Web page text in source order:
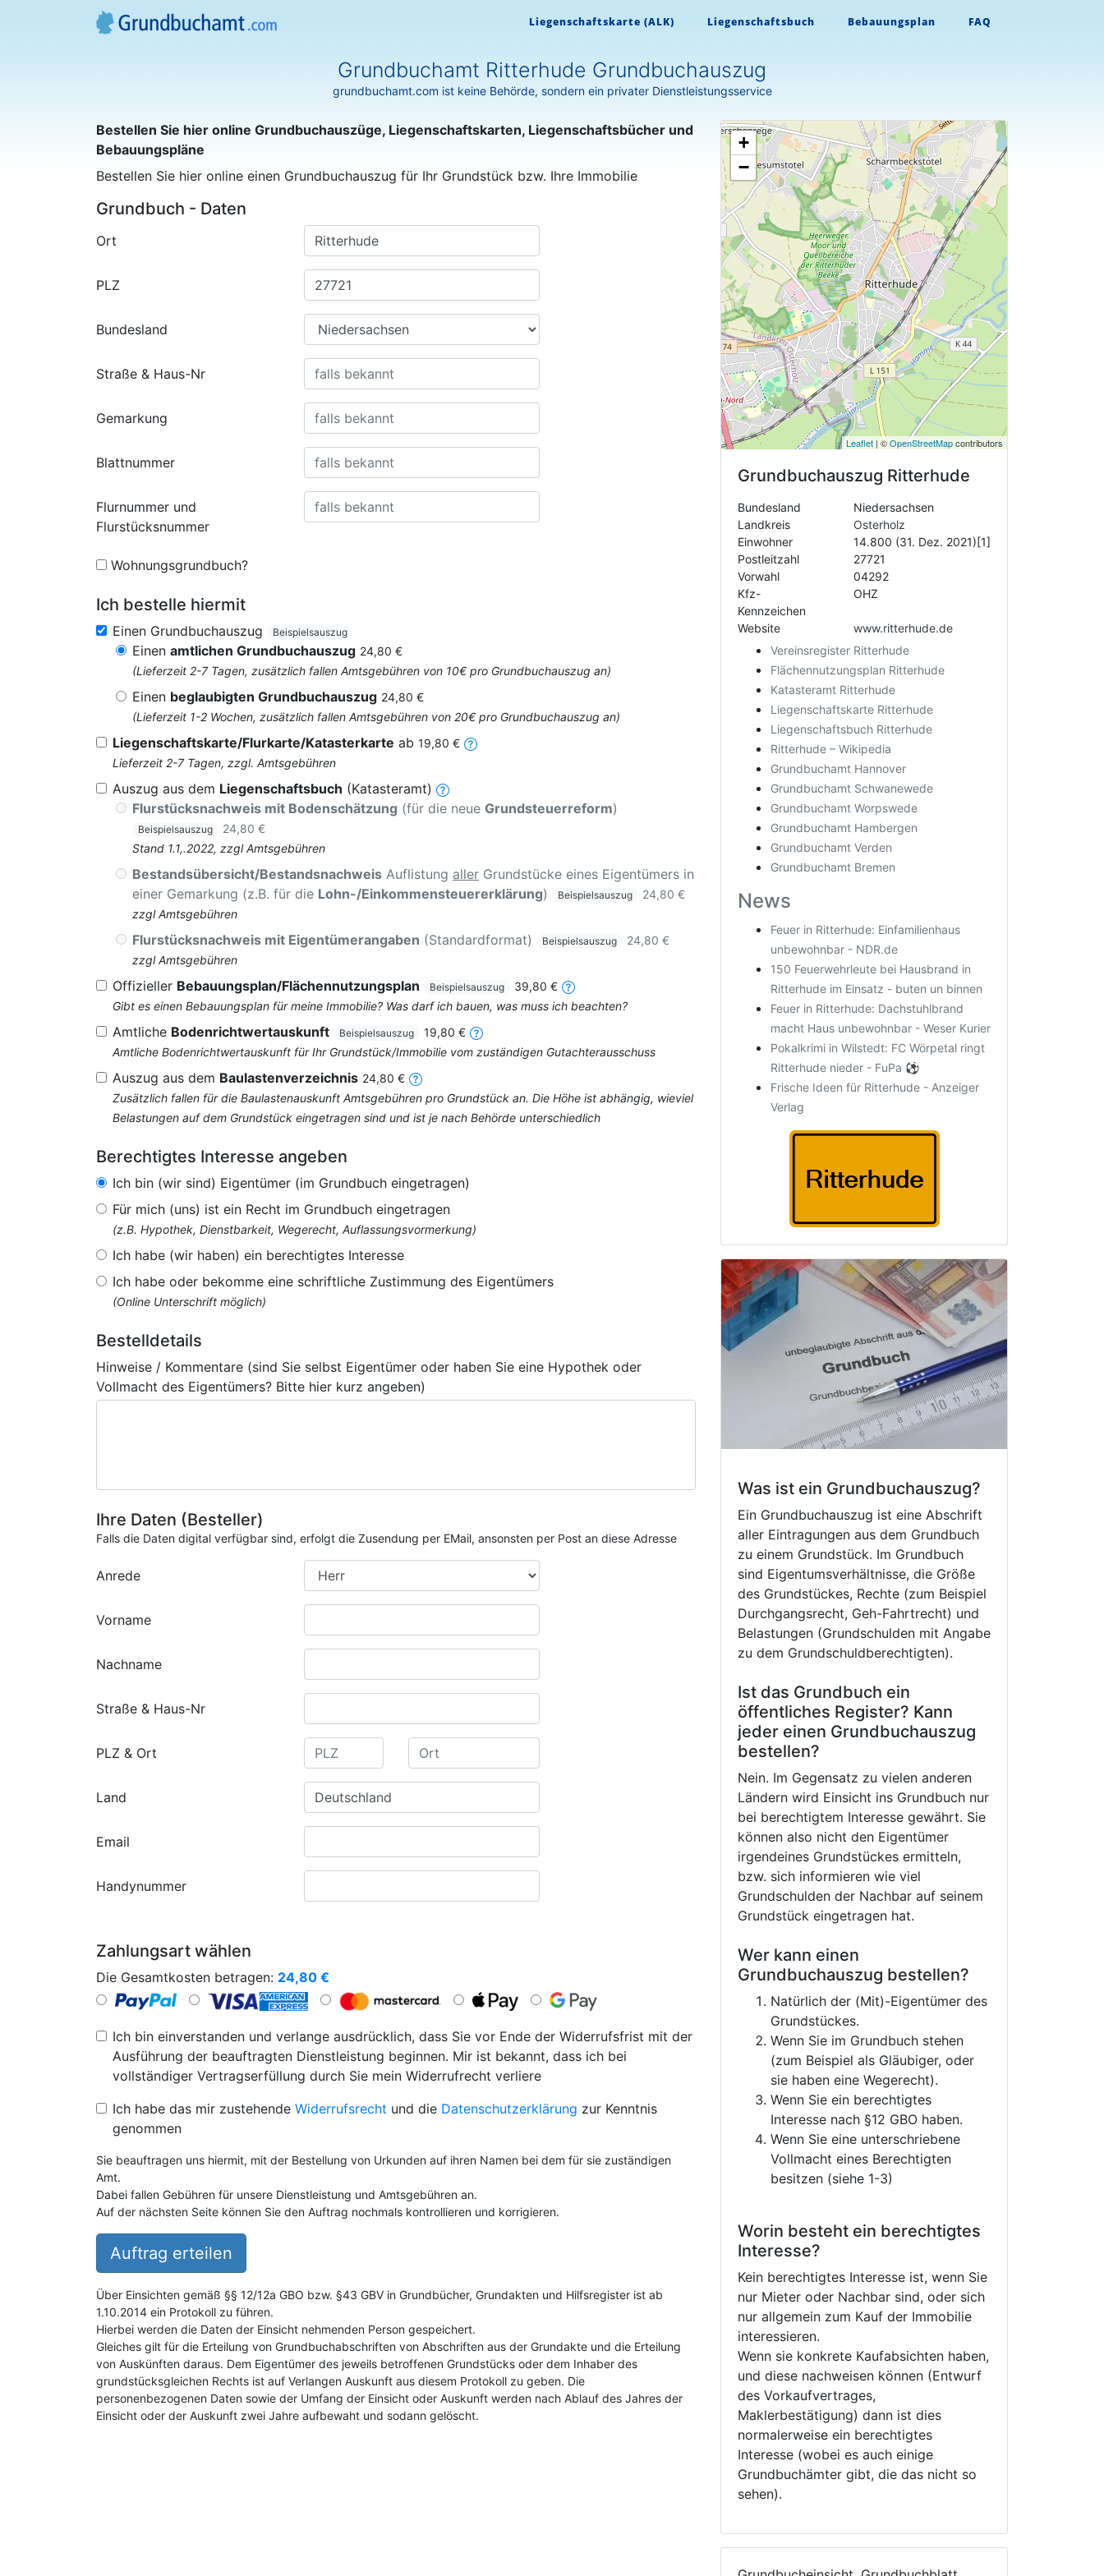
Liegenschaftskarte (ALK) Liegenschaftsbuch Bebauungsplan FAQ
Grundbuchamt Ritterhude Grundbuchauszug
grundbuchamt.com ist keine Behörde, sondern ein privater Dienstleistungsservice
Bestellen Sie hier online Grundbuchauszüge, Liegenschaftskarten, Liegenschaftsbücher und
Bebauungspläne
Bestellen Sie hier online einen Grundbuchauszug für Ihr Grundstück bzw. Ihre Immobilie
Grundbuch - Daten
Ort
PLZ
Bundesland
Straße & Haus-Nr
Gemarkung
Blattnummer
Flurnummer und
Flurstücksnummer
Wohnungsgrundbuch?
Ich bestelle hiermit
Einen Grundbuchauszug Beispielsauszug
Einen amtlichen Grundbuchauszug 24,80 €
(Lieferzeit 2-7 Tagen, zusätzlich fallen Amtsgebühren von 10€ pro Grundbuchauszug an)
Einen beglaubigten Grundbuchauszug 24,80 €
(Lieferzeit 1-2 Wochen, zusätzlich fallen Amtsgebühren von 20€ pro Grundbuchauszug an)
Liegenschaftskarte/Flurkarte/Katasterkarte ab 19,80 €
Lieferzeit 2-7 Tagen, zzgl. Amtsgebühren
Auszug aus dem Liegenschaftsbuch (Katasteramt)
Flurstücksnachweis mit Bodenschätzung (für die neue Grundsteuerreform)
Beispielsauszug
24,80 €
Stand 1.1,.2022, zzgl Amtsgebühren
Bestandsübersicht/Bestandsnachweis Auflistung aller Grundstücke eines Eigentümers in
einer Gemarkung (z.B. für die Lohn-/Einkommensteuererklärung) Beispielsauszug
24,80 €
zzgl Amtsgebühren
Flurstücksnachweis mit Eigentümerangaben (Standardformat) Beispielsauszug
24,80 €
zzgl Amtsgebühren
Offizieller Bebauungsplan/Flächennutzungsplan Beispielsauszug
39,80 €
Gibt es einen Bebauungsplan für meine Immobilie? Was darf ich bauen, was muss ich beachten?
Amtliche Bodenrichtwertauskunft Beispielsauszug
19,80 €
Amtliche Bodenrichtwertauskunft für Ihr Grundstück/Immobilie vom zuständigen Gutachterausschuss
Auszug aus dem Baulastenverzeichnis 24,80 €
Zusätzlich fallen für die Baulastenauskunft Amtsgebühren pro Grundstück an. Die Höhe ist abhängig, wieviel
Belastungen auf dem Grundstück eingetragen sind und ist je nach Behörde unterschiedlich
Berechtigtes Interesse angeben
Ich bin (wir sind) Eigentümer (im Grundbuch eingetragen)
Für mich (uns) ist ein Recht im Grundbuch eingetragen
(z.B. Hypothek, Dienstbarkeit, Wegerecht, Auflassungsvormerkung)
Ich habe (wir haben) ein berechtigtes Interesse
Ich habe oder bekomme eine schriftliche Zustimmung des Eigentümers
(Online Unterschrift möglich)
Bestelldetails
Hinweise / Kommentare (sind Sie selbst Eigentümer oder haben Sie eine Hypothek oder
Vollmacht des Eigentümers? Bitte hier kurz angeben)
Ihre Daten (Besteller)
Falls die Daten digital verfügbar sind, erfolgt die Zusendung per EMail, ansonsten per Post an diese Adresse
Anrede
Vorname
Nachname
Straße & Haus-Nr
PLZ & Ort
Land
Email
Handynummer
Zahlungsart wählen
Die Gesamtkosten betragen: 24,80 €
Ich bin einverstanden und verlange ausdrücklich, dass Sie vor Ende der Widerrufsfrist mit der
Ausführung der beauftragten Dienstleistung beginnen. Mir ist bekannt, dass ich bei
vollständiger Vertragserfüllung durch Sie mein Widerrufrecht verliere
Ich habe das mir zustehende Widerrufsrecht und die Datenschutzerklärung zur Kenntnis
genommen
Sie beauftragen uns hiermit, mit der Bestellung von Urkunden auf ihren Namen bei dem für sie zuständigen
Amt.
Dabei fallen Gebühren für unsere Dienstleistung und Amtsgebühren an.
Auf der nächsten Seite können Sie den Auftrag nochmals kontrollieren und korrigieren.
Auftrag erteilen
Über Einsichten gemäß §§ 12/12a GBO bzw. §43 GBV in Grundbücher, Grundakten und Hilfsregister ist ab
1.10.2014 ein Protokoll zu führen.
Hierbei werden die Daten der Einsicht nehmenden Person gespeichert.
Gleiches gilt für die Erteilung von Grundbuchabschriften von Abschriften aus der Grundakte und die Erteilung
von Auskünften daraus. Dem Eigentümer des jeweils betroffenen Grundstücks oder dem Inhaber des
grundstücksgleichen Rechts ist auf Verlangen Auskunft aus diesem Protokoll zu geben. Die
personenbezogenen Daten sowie der Umfang der Einsicht oder Auskunft werden nach Ablauf des Jahres der
Einsicht oder der Auskunft zwei Jahre aufbewaht und sodann gelöscht.
+
−
Leaflet | ©OpenStreetMapcontributors
Grundbuchauszug Ritterhude
Bundesland
Niedersachsen
Landkreis
Osterholz
Einwohner
14.800 (31. Dez. 2021)[1]
Postleitzahl
27721
Vorwahl
04292
Kfz-
Kennzeichen
OHZ
Website
www.ritterhude.de
Vereinsregister Ritterhude
Flächennutzungsplan Ritterhude
Katasteramt Ritterhude
Liegenschaftskarte Ritterhude
Liegenschaftsbuch Ritterhude
Ritterhude – Wikipedia
Grundbuchamt Hannover
Grundbuchamt Schwanewede
Grundbuchamt Worpswede
Grundbuchamt Hambergen
Grundbuchamt Verden
Grundbuchamt Bremen
News
Feuer in Ritterhude: Einfamilienhaus
unbewohnbar - NDR.de
150 Feuerwehrleute bei Hausbrand in
Ritterhude im Einsatz - buten un binnen
Feuer in Ritterhude: Dachstuhlbrand
macht Haus unbewohnbar - Weser Kurier
Pokalkrimi in Wilstedt: FC Wörpetal ringt
Ritterhude nieder - FuPa ⚽️
Frische Ideen für Ritterhude - Anzeiger
Verlag
Was ist ein Grundbuchauszug?
Ein Grundbuchauszug ist eine Abschrift
aller Eintragungen aus dem Grundbuch
zu einem Grundstück. Im Grundbuch
sind Eigentumsverhältnisse, die Größe
des Grundstückes, Rechte (zum Beispiel
Durchgangsrecht, Geh-Fahrtrecht) und
Belastungen (Grundschulden mit Angabe
zu dem Grundschuldberechtigten).
Ist das Grundbuch ein
öffentliches Register? Kann
jeder einen Grundbuchauszug
bestellen?
Nein. Im Gegensatz zu vielen anderen
Ländern wird Einsicht ins Grundbuch nur
bei berechtigtem Interesse gewährt. Sie
können also nicht den Eigentümer
irgendeines Grundstückes ermitteln,
bzw. sich informieren wie viel
Grundschulden der Nachbar auf seinem
Grundstück eingetragen hat.
Wer kann einen
Grundbuchauszug bestellen?
Natürlich der (Mit)-Eigentümer des
Grundstückes.
Wenn Sie im Grundbuch stehen
(zum Beispiel als Gläubiger, oder
sie haben eine Wegerecht).
Wenn Sie ein berechtigtes
Interesse nach §12 GBO haben.
Wenn Sie eine unterschriebene
Vollmacht eines Berechtigten
besitzen (siehe 1-3)
Worin besteht ein berechtigtes
Interesse?
Kein berechtigtes Interesse ist, wenn Sie
nur Mieter oder Nachbar sind, oder sich
nur allgemein zum Kauf der Immobilie
interessieren.
Wenn sie konkrete Kaufabsichten haben,
und diese nachweisen können (Entwurf
des Vorkaufvertrages,
Maklerbestätigung) dann ist dies
normalerweise ein berechtigtes
Interesse (wobei es auch einige
Grundbuchämter gibt, die das nicht so
sehen).